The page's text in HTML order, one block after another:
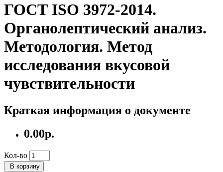
ГОСТ ISO 3972-2014.
Органолептический анализ.
Методология. Метод
исследования вкусовой
чувствительности
Краткая информация о документе
0.00р.
Кол-во
В корзину